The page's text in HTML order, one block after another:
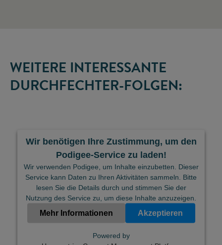
WEITERE INTERESSANTE
DURCHFECHTER-FOLGEN:
Wir benötigen Ihre Zustimmung, um den
Podigee-Service zu laden!
Wir verwenden Podigee, um Inhalte einzubetten. Dieser
Service kann Daten zu Ihren Aktivitäten sammeln. Bitte
lesen Sie die Details durch und stimmen Sie der
Nutzung des Service zu, um diese Inhalte anzuzeigen.
Mehr Informationen Akzeptieren
Powered by